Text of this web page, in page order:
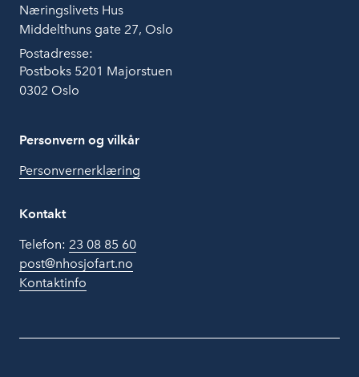
Næringslivets Hus
Middelthuns gate 27, Oslo
Postadresse:
Postboks 5201 Majorstuen
0302 Oslo
Personvern og vilkår
Personvernerklæring
Kontakt
Telefon: 23 08 85 60
post@nhosjofart.no
Kontaktinfo